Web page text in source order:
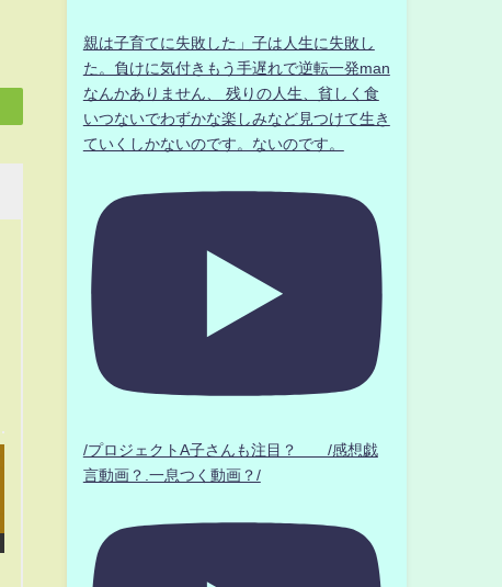
親は子育てに失敗した」子は人生に失敗し
た。負けに気付きもう手遅れで逆転一発man
なんかありません、 残りの人生、貧しく食
いつないでわずかな楽しみなど見つけて生き
ていくしかないのです。ないのです。
/プロジェクトA子さんも注目？ /感想戯
言動画？.一息つく動画？/